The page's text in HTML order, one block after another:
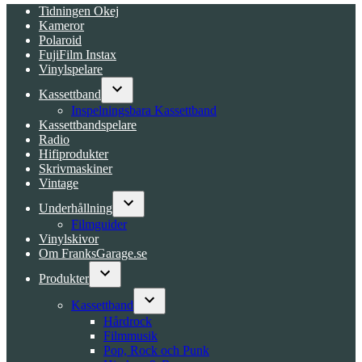
Tidningen Okej
Kameror
Polaroid
FujiFilm Instax
Vinylspelare
Kassettband
Open
dropdown
menu
Inspelningsbara Kassettband
Kassettbandspelare
Radio
Hifiprodukter
Skrivmaskiner
Vintage
Underhållning
Open
Filmguider
Vinylskivor
Om FranksGarage.se
Produkter
Open
dropdown
menu
Kassettband
Open
dropdown
menu
Hårdrock
Filmmusik
Pop, Rock och Punk